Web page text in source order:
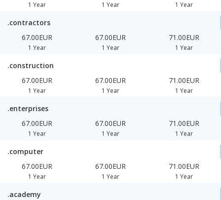
1 Year 1 Year 1 Year
.contractors
67.00EUR
1 Year
67.00EUR
1 Year
71.00EUR
1 Year
.construction
67.00EUR
1 Year
67.00EUR
1 Year
71.00EUR
1 Year
.enterprises
67.00EUR
1 Year
67.00EUR
1 Year
71.00EUR
1 Year
.computer
67.00EUR
1 Year
67.00EUR
1 Year
71.00EUR
1 Year
.academy